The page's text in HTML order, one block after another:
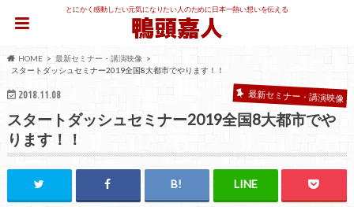
とにかく感動したい元気になりたい人のために日本一熱い想いを伝える
HOME
最新セミナー・講演映像
スタートダッシュセミナー2019全国8大都市でやります！！
2018.11.08 最新セミナー・講演映像
スタートダッシュセミナー2019全国8大都市でや
ります！！